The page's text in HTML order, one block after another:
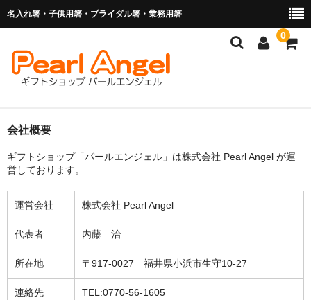
名入れ箸・子供用箸・ブライダル箸・業務用箸
0
商品を探す
お子様の入卒園に
会社概要
ギフトショップ「パールエンジェル」は株式会社 Pearl Angel が運
営しております。
運営会社 株式会社 Pearl Angel
代表者 内藤 治
所在地 〒917-0027 福井県小浜市生守10-27
連絡先
TEL:0770-56-1605